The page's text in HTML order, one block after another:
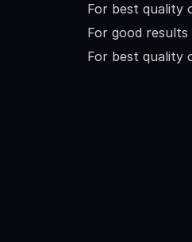
For best quality
For good
For best quality